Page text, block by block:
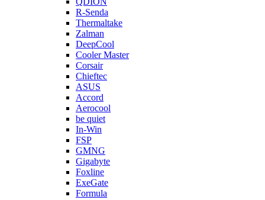
R-Senda
Thermaltake
Zalman
DeepCool
Cooler Master
Corsair
Chieftec
ASUS
Accord
Aerocool
be quiet
In-Win
FSP
GMNG
Gigabyte
Foxline
ExeGate
Formula